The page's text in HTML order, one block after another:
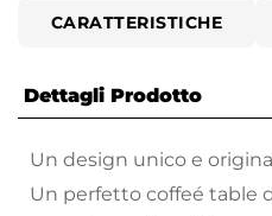
CARATTERISTICHE
Dettagli Prodotto
Un design unico e
Un perfetto coffeé table